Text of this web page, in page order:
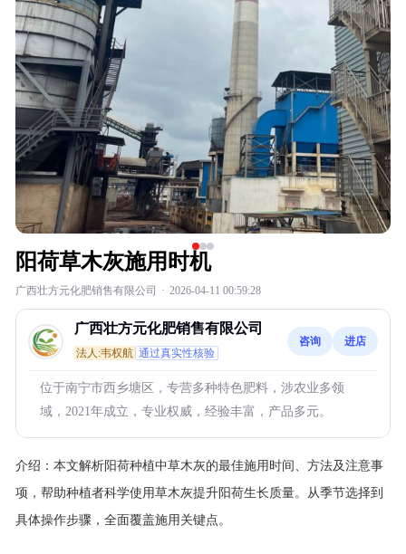
阳荷草木灰施用时机
广西壮方元化肥销售有限公司 · 2026-04-11 00:59:28
广西壮方元化肥销售有限公司
法人:韦权航 通过真实性核验
咨询 进店
位于南宁市西乡塘区，专营多种特色肥料，涉农业多领
域，2021年成立，专业权威，经验丰富，产品多元。
介绍： 本文解析阳荷种植中草木灰的最佳施用时间、方法及注意事
项，帮助种植者科学使用草木灰提升阳荷生长质量。从季节选择到
具体操作步骤，全面覆盖施用关键点。